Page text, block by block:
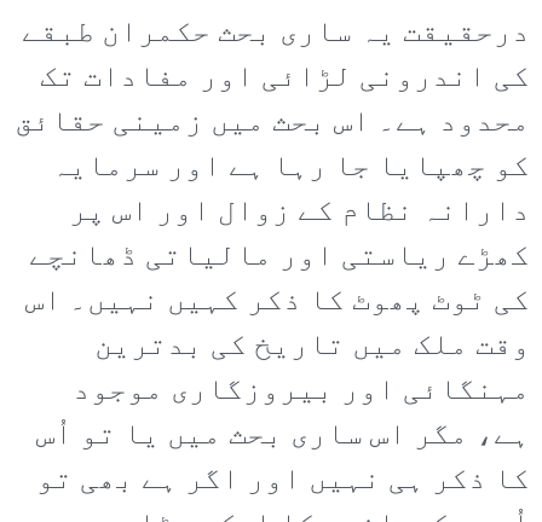
درحقیقت یہ ساری بحث حکمران طبقے
کی اندرونی لڑائی اور مفادات تک
محدود ہے۔ اس بحث میں زمینی حقائق
کو چھپایا جا رہا ہے اور سرمایہ
دارانہ نظام کے زوال اور اس پر
کھڑے ریاستی اور مالیاتی ڈھانچے
کی ٹوٹ پھوٹ کا ذکر کہیں نہیں۔ اس
وقت ملک میں تاریخ کی بدترین
مہنگائی اور بیروزگاری موجود
ہے، مگر اس ساری بحث میں یا تو اُس
کا ذکر ہی نہیں اور اگر ہے بھی تو